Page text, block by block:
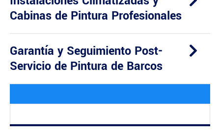
Cabinas de Pintura Profesionales
Garantía y Seguimiento Post-
Servicio de Pintura de Barcos